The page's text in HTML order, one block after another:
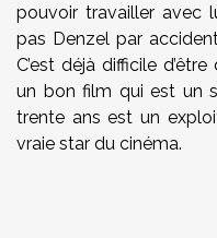
pouvoir travailler avec
pas Denzel par
C’est déjà difficile
un bon film qui est un
trente ans est un
vraie star du cinéma.